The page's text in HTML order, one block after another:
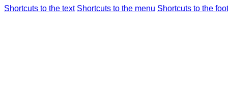
Shortcuts to the text Shortcuts to the menu Shortcuts to the